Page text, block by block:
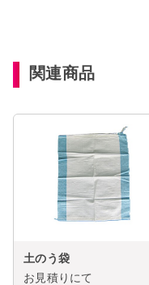
関連商品
土のう袋
お見積りにて